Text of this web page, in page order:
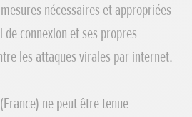
nécessaires et appropriées
connexion et ses propres
les attaques virales par internet.
ne peut être tenue